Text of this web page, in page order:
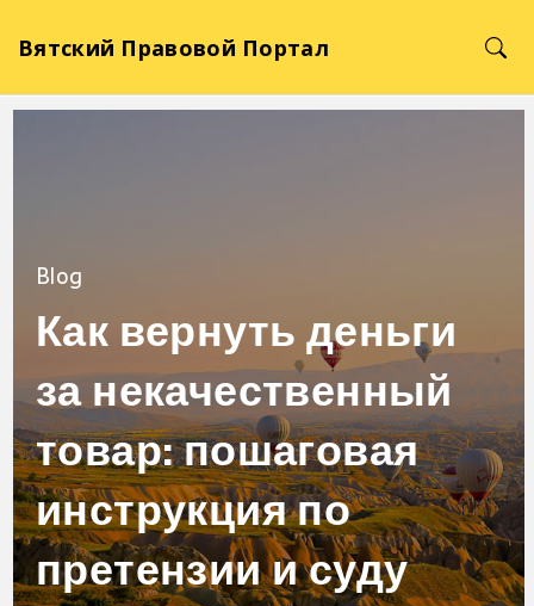
Вятский Правовой Портал
Blog
Как вернуть деньги
за некачественный
товар: пошаговая
инструкция по
претензии и суду